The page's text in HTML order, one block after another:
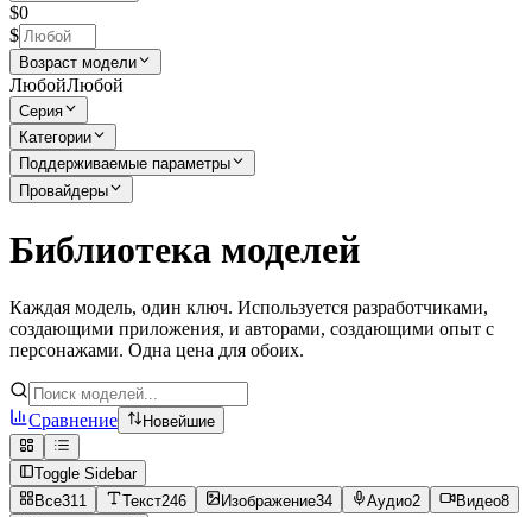
$0
$
Возраст модели
ЛюбойЛюбой
Серия
Категории
Поддерживаемые параметры
Провайдеры
Библиотека моделей
Каждая модель, один ключ. Используется разработчиками,
создающими приложения, и авторами, создающими опыт с
персонажами. Одна цена для обоих.
Сравнение Новейшие
Toggle Sidebar
Все311 Текст246 Изображение34 Аудио2 Видео8